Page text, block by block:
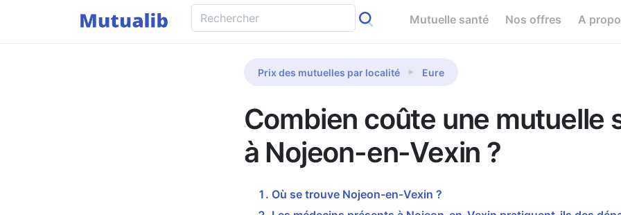
Mutuelle santé Nos offres A
Prix des mutuelles par localité Eure
Combien coûte une mutuelle
à Nojeon-en-Vexin ?
Où se trouve Nojeon-en-Vexin ?